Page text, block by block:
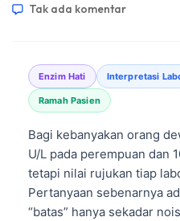
Tak ada komentar
Enzim Hati Interpretasi
Ramah Pasien
Bagi kebanyakan orang
U/L pada perempuan dan
tetapi nilai rujukan tiap
Pertanyaan sebenarnya
“batas” hanya sekadar